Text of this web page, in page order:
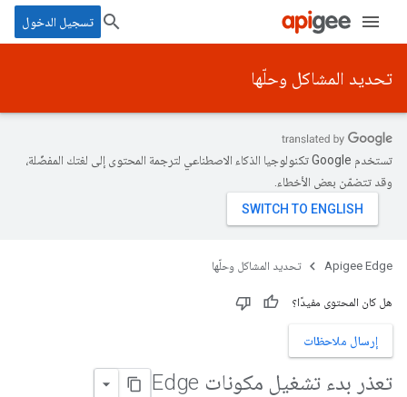
تسجيل الدخول
تحديد المشاكل وحلّها
تستخدم Google تكنولوجيا الذكاء الاصطناعي لترجمة المحتوى إلى لغتك المفضّلة،
وقد تتضمّن بعض الأخطاء.
Apigee Edge تحديد المشاكل وحلّها
هل كان المحتوى مفيدًا؟
إرسال ملاحظات
تعذر بدء تشغيل مكونات Edge